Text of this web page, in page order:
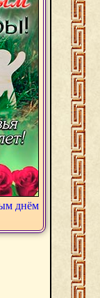
днём